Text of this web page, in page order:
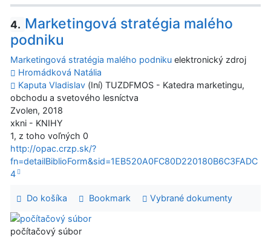
4. Marketingová stratégia malého
podniku
Marketingová stratégia malého podniku elektronický zdroj
Hromádková Natália
Kaputa Vladislav (Iní) TUZDFMOS - Katedra marketingu,
obchodu a svetového lesníctva
Zvolen, 2018
xkni - KNIHY
1, z toho voľných 0
http://opac.crzp.sk/?
fn=detailBiblioForm&sid=1EB520A0FC80D220180B6C3FADC
4
Do košíka Bookmark Vybrané dokumenty
počítačový súbor